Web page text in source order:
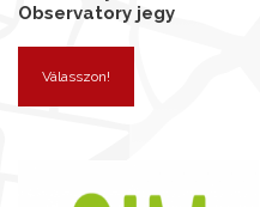
Observatory jegy
Válasszon!